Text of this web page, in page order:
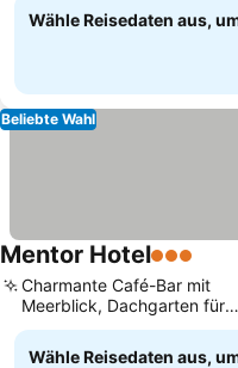
Wähle Reisedaten aus,
Beliebte Wahl
Mentor Hotel3 Sterne
Charmante Café-Bar mit
Meerblick, Dachgarten für
Events
Wähle Reisedaten aus,